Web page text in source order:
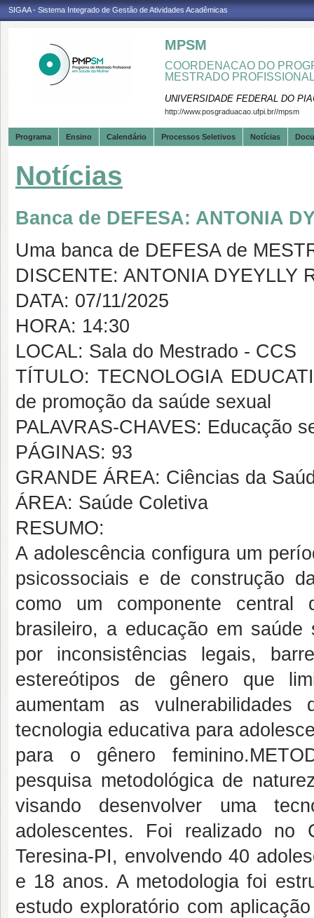
SIGAA - Sistema Integrado de Gestão de Atividades Acadêmicas
MPSM
COORDENACAO DO
MESTRADO
UNIVERSIDADE FEDERAL DO
http://www.posgraduacao.ufpi.br//mpsm
Programa Ensino Calendário Processos Seletivos Notícias
Notícias
Banca de DEFESA: ANTONIA
Uma banca de DEFESA de
DISCENTE: ANTONIA DYEYLLY
DATA: 07/11/2025
HORA: 14:30
LOCAL: Sala do Mestrado - CCS
TÍTULO: TECNOLOGIA
de promoção da saúde sexual
PALAVRAS-CHAVES: Educação
PÁGINAS: 93
GRANDE ÁREA: Ciências da
ÁREA: Saúde Coletiva
RESUMO:
A adolescência configura um
psicossociais e de construção
como um componente central
brasileiro, a educação em
por inconsistências legais,
estereótipos de gênero que
aumentam as vulnerabilidades
tecnologia educativa para
para o gênero
pesquisa metodológica de
visando desenvolver uma
adolescentes. Foi realizado no
Teresina-PI, envolvendo 40
e 18 anos. A metodologia foi
estudo exploratório com